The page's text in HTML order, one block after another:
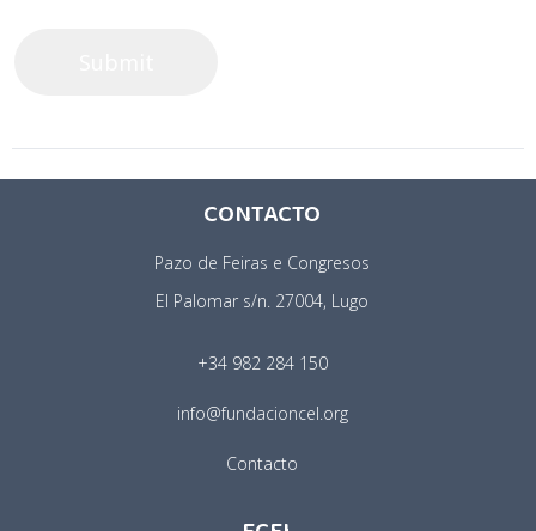
CONTACTO
Pazo de Feiras e Congresos
El Palomar s/n. 27004, Lugo
+34 982 284 150
info@fundacioncel.org
Contacto